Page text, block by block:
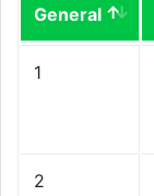
General
1
2